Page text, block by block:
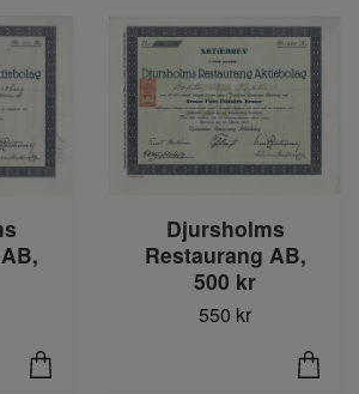
Djursholms
Restaurang AB,
500 kr
550 kr